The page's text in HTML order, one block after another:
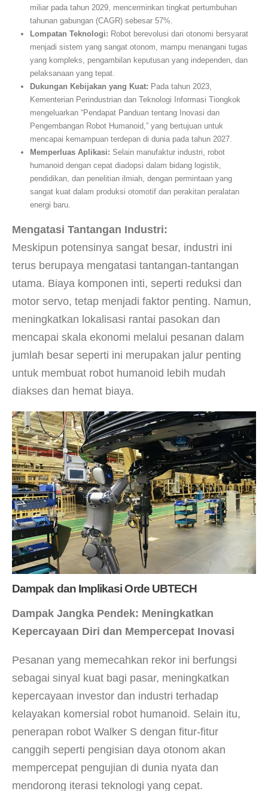
miliar pada tahun 2029, mencerminkan tingkat pertumbuhan
tahunan gabungan (CAGR) sebesar 57%.
Lompatan Teknologi: Robot berevolusi dari otonomi bersyarat
menjadi sistem yang sangat otonom, mampu menangani tugas
yang kompleks, pengambilan keputusan yang independen, dan
pelaksanaan yang tepat.
Dukungan Kebijakan yang Kuat: Pada tahun 2023,
Kementerian Perindustrian dan Teknologi Informasi Tiongkok
mengeluarkan “Pendapat Panduan tentang Inovasi dan
Pengembangan Robot Humanoid,” yang bertujuan untuk
mencapai kemampuan terdepan di dunia pada tahun 2027.
Memperluas Aplikasi: Selain manufaktur industri, robot
humanoid dengan cepat diadopsi dalam bidang logistik,
pendidikan, dan penelitian ilmiah, dengan permintaan yang
sangat kuat dalam produksi otomotif dan perakitan peralatan
energi baru.
Mengatasi Tantangan Industri:
Meskipun potensinya sangat besar, industri ini
terus berupaya mengatasi tantangan-tantangan
utama. Biaya komponen inti, seperti reduksi dan
motor servo, tetap menjadi faktor penting. Namun,
meningkatkan lokalisasi rantai pasokan dan
mencapai skala ekonomi melalui pesanan dalam
jumlah besar seperti ini merupakan jalur penting
untuk membuat robot humanoid lebih mudah
diakses dan hemat biaya.
Dampak dan Implikasi Orde UBTECH
Dampak Jangka Pendek: Meningkatkan
Kepercayaan Diri dan Mempercepat Inovasi
Pesanan yang memecahkan rekor ini berfungsi
sebagai sinyal kuat bagi pasar, meningkatkan
kepercayaan investor dan industri terhadap
kelayakan komersial robot humanoid. Selain itu,
penerapan robot Walker S dengan fitur-fitur
canggih seperti pengisian daya otonom akan
mempercepat pengujian di dunia nyata dan
mendorong iterasi teknologi yang cepat.